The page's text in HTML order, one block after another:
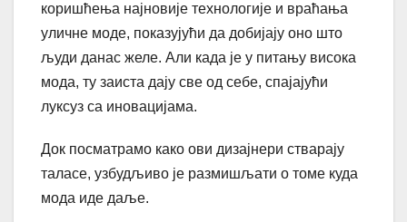
коришћења најновије технологије и враћања
уличне моде, показујући да добијају оно што
људи данас желе. Али када је у питању висока
мода, ту заиста дају све од себе, спајајући
луксуз са иновацијама.
Док посматрамо како ови дизајнери стварају
таласе, узбудљиво је размишљати о томе куда
мода иде даље.